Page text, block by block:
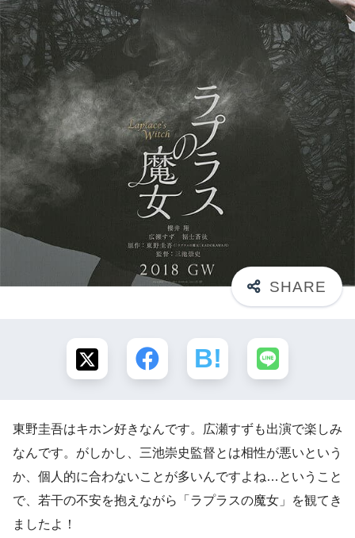
東野圭吾はキホン好きなんです。広瀬すずも出演で楽しみ
なんです。がしかし、三池崇史監督とは相性が悪いという
か、個人的に合わないことが多いんですよね…ということ
で、若干の不安を抱えながら「ラプラスの魔女」を観てき
ましたよ！